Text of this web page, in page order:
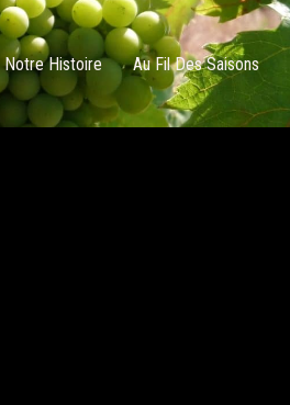
Notre Histoire Au Fil Des Saisons